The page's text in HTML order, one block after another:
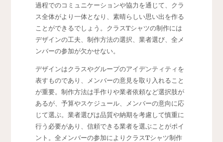
過程でのコミュニケーションや協力を通じて、クラ
ス全体がより一体となり、素晴らしい思い出を作る
ことができるでしょう。クラスTシャツの制作には
デザインの工夫、制作方法の選択、業者選び、全メ
ンバーの参加が欠かせない。
デザインはクラスやグループのアイデンティティを
表すものであり、メンバーの意見を取り入れること
が重要。制作方法は手作りや業者依頼など選択肢が
あるが、予算やスケジュール、メンバーの意向に応
じて選ぶ。業者選びは品質や納期を考慮して慎重に
行う必要があり、信頼できる業者を選ぶことがポイ
ント。全メンバーの参加によりクラスTシャツ制作